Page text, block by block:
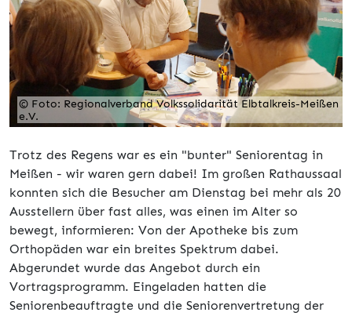
© Foto: Regionalverband Volkssolidarität Elbtalkreis-Meißen
e.V.
Trotz des Regens war es ein "bunter" Seniorentag in
Meißen - wir waren gern dabei! Im großen Rathaussaal
konnten sich die Besucher am Dienstag bei mehr als 20
Ausstellern über fast alles, was einen im Alter so
bewegt, informieren: Von der Apotheke bis zum
Orthopäden war ein breites Spektrum dabei.
Abgerundet wurde das Angebot durch ein
Vortragsprogramm. Eingeladen hatten die
Seniorenbeauftragte und die Seniorenvertretung der